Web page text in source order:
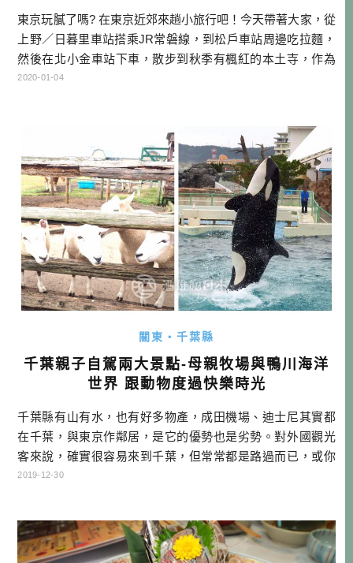
東京玩膩了嗎? 在東京近郊來趟小旅行吧！今天帶著大家，從
上野／日暮里車站搭乘JR常磐線，到松戶車站周邊吃拉麵，
然後在北小金車站下車，散步到秋季有楓紅的本土寺，作為
東京近郊一日小旅行的提案，大家可以參考看看哦！ 本文目
松戶拉麵 兎に角 如果你是拉麵控，那一定知道松戶是個拉麵
激戰區， […]…
2020-01-04
關東・千葉縣
千葉親子自駕兩大景點-母親牧場與鴨川海洋
世界 跟動物度過快樂時光
千葉縣有山有水，也有好多物產，成田機場、迪士尼其實都
在千葉，與東京作鄰居，是它的優勢也是劣勢。對外國觀光
客來說，確實很容易來到千葉，但常常都是路過而已，或你
就算來到千葉縣，可能也不知道這裡就是千葉。 這或許是千
走，說不定就能讓它變成行程中的亮點。事實上，這也是東
京人看待千葉的方式。 如果你 […]…
2019-12-30